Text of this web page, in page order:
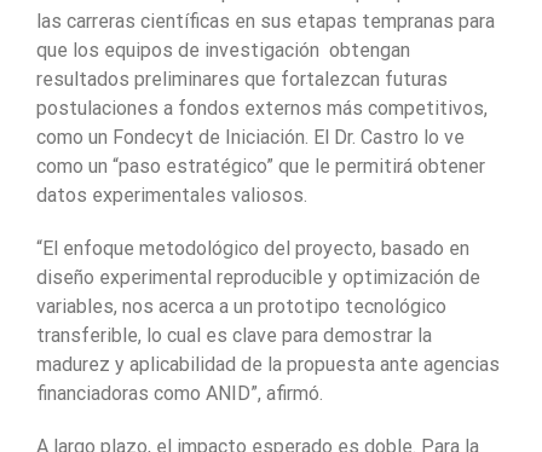
las carreras científicas en sus etapas tempranas para
que los equipos de investigación obtengan
resultados preliminares que fortalezcan futuras
postulaciones a fondos externos más competitivos,
como un Fondecyt de Iniciación. El Dr. Castro lo ve
como un “paso estratégico” que le permitirá obtener
datos experimentales valiosos.
“El enfoque metodológico del proyecto, basado en
diseño experimental reproducible y optimización de
variables, nos acerca a un prototipo tecnológico
transferible, lo cual es clave para demostrar la
madurez y aplicabilidad de la propuesta ante agencias
financiadoras como ANID”, afirmó.
A largo plazo, el impacto esperado es doble. Para la